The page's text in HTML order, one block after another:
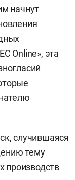
начнут
Online», эта